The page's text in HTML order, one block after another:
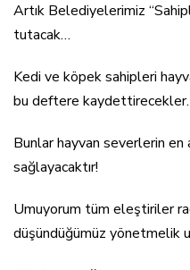
Artık Belediyelerimiz
tutacak…
Kedi ve köpek sahipleri
bu deftere
Bunlar hayvan severlerin en
sağlayacaktır!
Umuyorum tüm eleştiriler
düşündüğümüz yönetmelik